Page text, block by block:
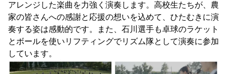
アレンジした楽曲を力強く演奏します。高校生たちが、農
家の皆さんへの感謝と応援の想いを込めて、ひたむきに演
奏する姿は感動的です。また、石川選手も卓球のラケット
とボールを使いリフティングでリズム隊として演奏に参加
しています。